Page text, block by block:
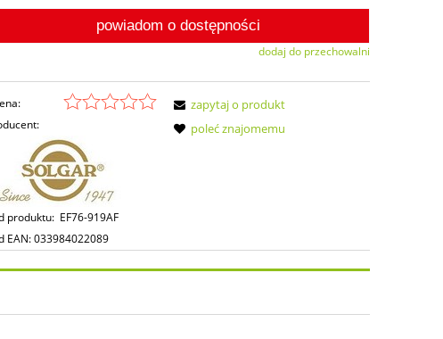
powiadom o dostępności
dodaj do przechowalni
produktu: EF76-919AF
EAN:033984022089
zapytaj o produkt
poleć znajomemu